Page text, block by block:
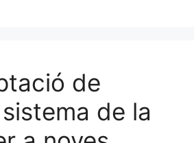
de
de la